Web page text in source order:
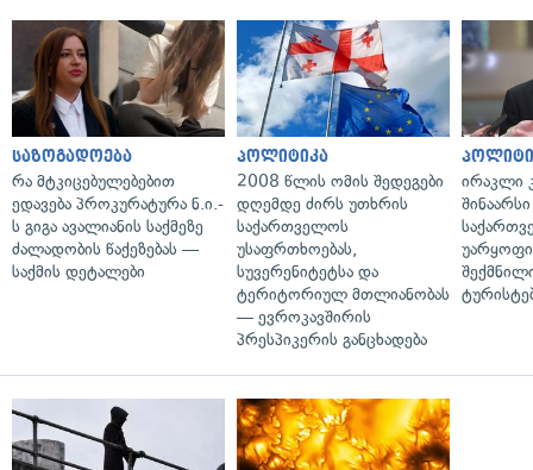
საზოგადოება
რა მტკიცებულებებით
ედავება პროკურატურა ნ.ი.-
ს გიგა ავალიანის საქმეზე
ძალადობის წაქეზებას —
საქმის დეტალები
პოლიტიკა
2008 წლის ომის შედეგები
დღემდე ძირს უთხრის
საქართველოს
უსაფრთხოებას,
სუვერენიტეტსა და
ტერიტორიულ მთლიანობას
— ევროკავშირის
პრესპიკერის განცხადება
ირაკლი